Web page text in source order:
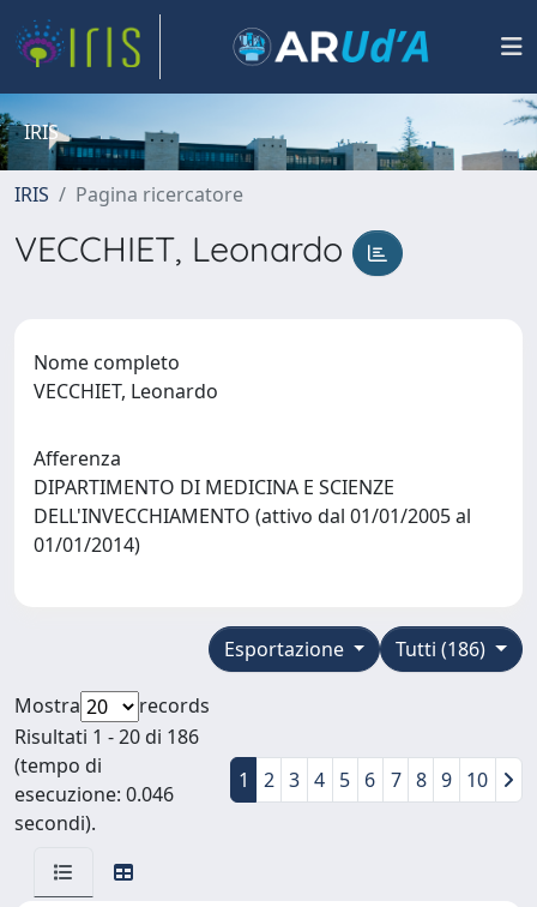
IRIS
IRIS Pagina ricercatore
VECCHIET, Leonardo
Nome completo
VECCHIET, Leonardo
Afferenza
DIPARTIMENTO DI MEDICINA E SCIENZE
DELL'INVECCHIAMENTO (attivo dal 01/01/2005 al
01/01/2014)
Tutti (186)
Esportazione
Mostra
records
Risultati 1 - 20 di 186
(tempo di
esecuzione: 0.046
secondi).
1 2 3 4 5 6 7 8 9 10